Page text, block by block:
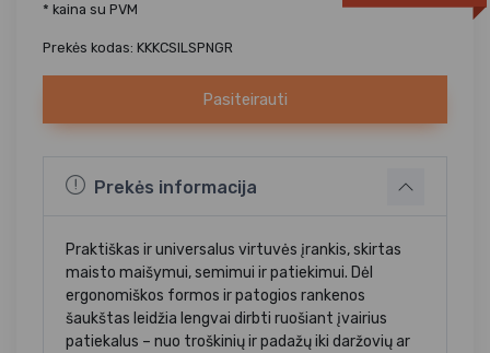
* kaina su PVM
Prekės kodas: KKKCSILSPNGR
Pasiteirauti
Prekės informacija
Praktiškas ir universalus virtuvės įrankis, skirtas
maisto maišymui, semimui ir patiekimui. Dėl
ergonomiškos formos ir patogios rankenos
šaukštas leidžia lengvai dirbti ruošiant įvairius
patiekalus – nuo troškinių ir padažų iki daržovių ar